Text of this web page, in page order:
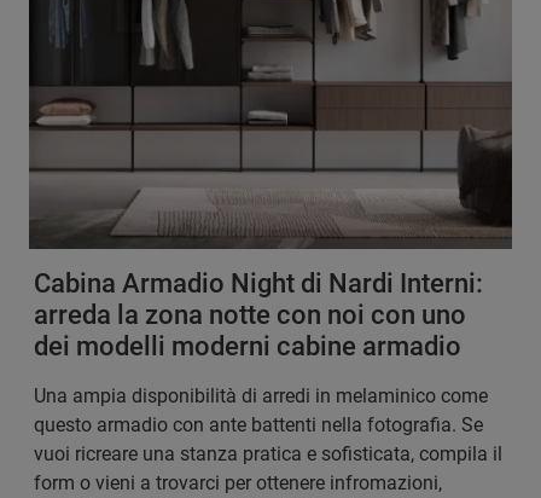
Cabina Armadio Night di Nardi Interni:
arreda la zona notte con noi con uno
dei modelli moderni cabine armadio
Una ampia disponibilità di arredi in melaminico come
questo armadio con ante battenti nella fotografia. Se
vuoi ricreare una stanza pratica e sofisticata, compila il
form o vieni a trovarci per ottenere infromazioni,